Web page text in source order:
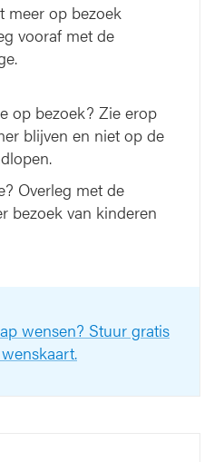
meer op bezoek
vooraf met de
op bezoek? Zie erop
blijven en niet op de
Overleg met de
bezoek van kinderen
wensen? Stuur gratis
10
10